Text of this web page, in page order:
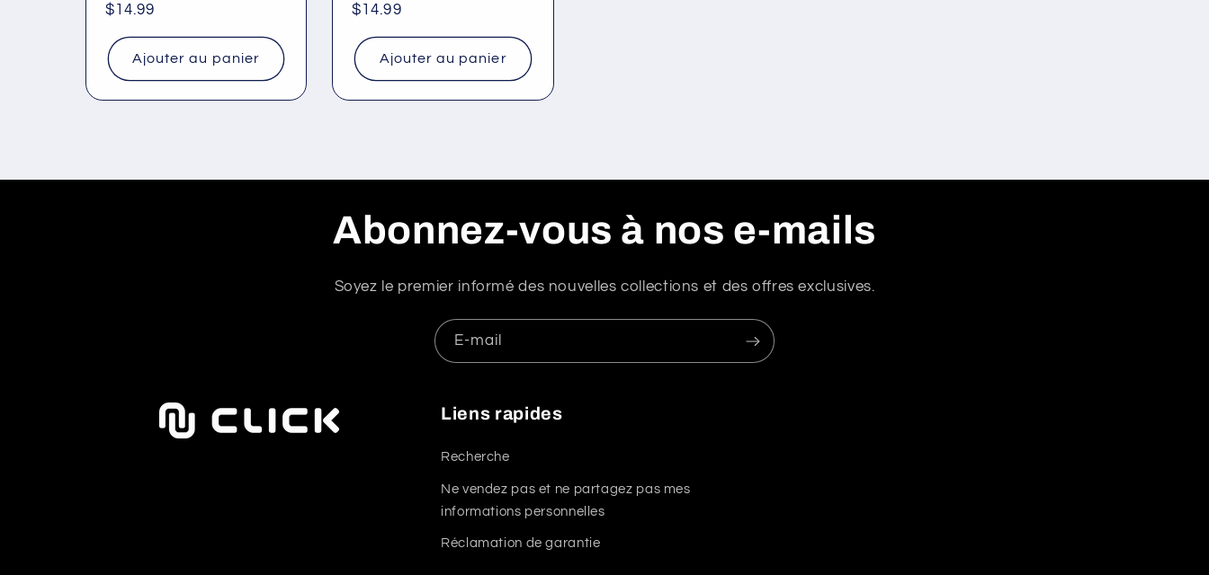
Prix
$14.99
Ajouter au panier
Prix
$14.99
Ajouter au panier
Abonnez-vous à nos e-mails
Soyez le premier informé des nouvelles collections et des offres exclusives.
E-mail
Liens rapides
Recherche
Ne vendez pas et ne partagez pas mes
informations personnelles
Réclamation de garantie